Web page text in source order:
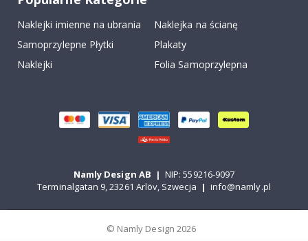
Naklejki imienne na ubrania
Naklejka na ścianę
Samoprzylepne Płytki
Plakaty
Naklejki
Folia Samoprzylepna
Namly Design AB | NIP: 559216-9097
Terminalgatan 9, 23261 Arlöv, Szwecja | info@namly.pl
© Namly Design 2026